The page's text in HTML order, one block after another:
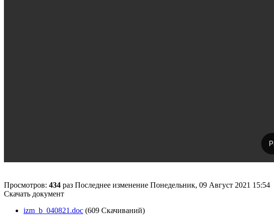
Просмотров: 434 раз Последнее изменение Понедельник, 09 Август 2021 15:54
Скачать документ
izm_b_040821.doc (609 Скачиваний)